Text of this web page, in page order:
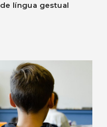
língua gestual